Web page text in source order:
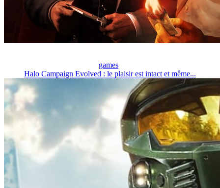
games
Halo Campaign Evolved : le plaisir est intact et même...